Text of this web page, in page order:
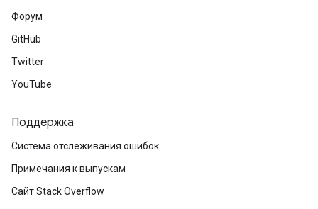
Форум
GitHub
Twitter
YouTube
Поддержка
Система отслеживания ошибок
Примечания к выпускам
Сайт Stack Overflow